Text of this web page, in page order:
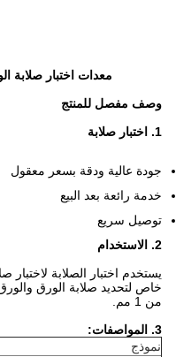
معدات اختبار صلابة
وصف مفصل للمنتج
1. اختبار صلابة
جودة عالية ودقة بسعر معقول
خدمة رائعة بعد البيع
توصيل سريع
2. الاستخدام
يستخدم اختبار الصلابة
خاص لتحديد صلابة الورق
من 1 مم.
3. المواصفات:
نموذج